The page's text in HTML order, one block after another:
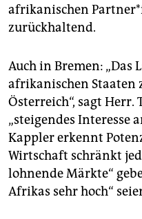
afrikanischen
zurückhaltend.
Auch in Bremen:
afrikanischen Staaten
Österreich“, sagt Herr.
„steigendes Interesse
Kappler erkennt
Wirtschaft schränkt
lohnende Märkte“
Afrikas sehr hoch“